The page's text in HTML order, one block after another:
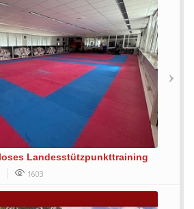
Landesstützpunkttraining
1603